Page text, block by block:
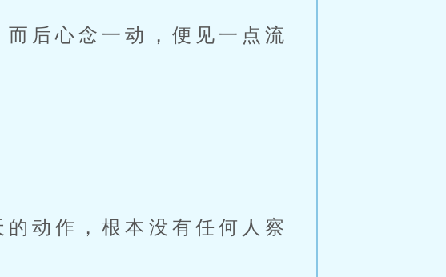
后心念一动，便见一点流
动作，根本没有任何人察